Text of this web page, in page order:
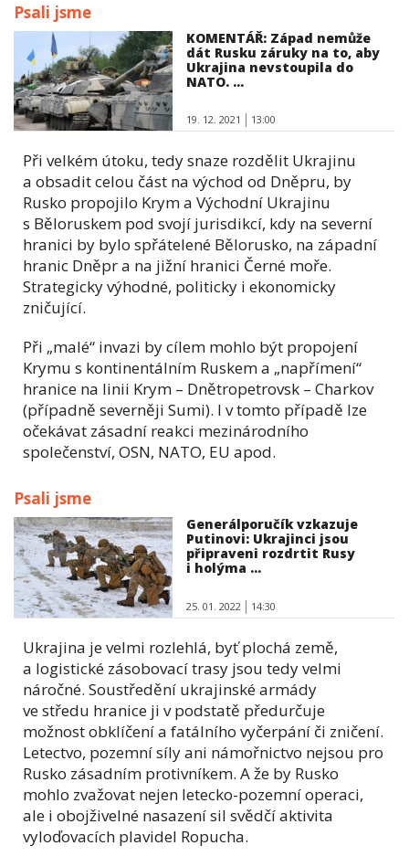
Psali jsme
KOMENTÁŘ: Západ nemůže
dát Rusku záruky na to, aby
Ukrajina nevstoupila do
NATO. ...
19. 12. 2021 13:00
Při velkém útoku, tedy snaze rozdělit Ukrajinu
a obsadit celou část na východ od Dněpru, by
Rusko propojilo Krym a Východní Ukrajinu
s Běloruskem pod svojí jurisdikcí, kdy na severní
hranici by bylo spřátelené Bělorusko, na západní
hranic Dněpr a na jižní hranici Černé moře.
Strategicky výhodné, politicky i ekonomicky
zničující.
Při „malé“ invazi by cílem mohlo být propojení
Krymu s kontinentálním Ruskem a „napřímení“
hranice na linii Krym – Dnětropetrovsk – Charkov
(případně severněji Sumi). I v tomto případě lze
očekávat zásadní reakci mezinárodního
společenství, OSN, NATO, EU apod.
Psali jsme
Generálporučík vzkazuje
Putinovi: Ukrajinci jsou
připraveni rozdrtit Rusy
i holýma ...
25. 01. 2022 14:30
Ukrajina je velmi rozlehlá, byť plochá země,
a logistické zásobovací trasy jsou tedy velmi
náročné. Soustředění ukrajinské armády
ve středu hranice ji v podstatě předurčuje
možnost obklíčení a fatálního vyčerpání či zničení.
Letectvo, pozemní síly ani námořnictvo nejsou pro
Rusko zásadním protivníkem. A že by Rusko
mohlo zvažovat nejen letecko-pozemní operaci,
ale i obojživelné nasazení sil svědčí aktivita
vyloďovacích plavidel Ropucha.